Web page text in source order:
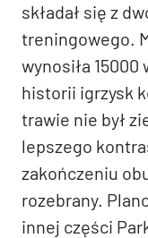
składał się z
treningowego.
wynosiła 15000
historii igrzysk
trawie nie był
lepszego
zakończeniu
rozebrany.
innej części